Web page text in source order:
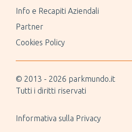
Info e Recapiti Aziendali
Partner
Cookies Policy
© 2013 - 2026 parkmundo.it
Tutti i diritti riservati
Informativa sulla Privacy